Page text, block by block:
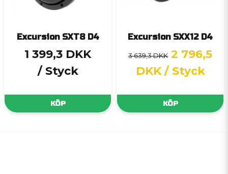
Excursion SXT8 D4
1 399,3 DKK
/ Styck
KÖP
Excursion SXX12 D4
3 639,3 DKK 2 796,5
DKK / Styck
KÖP